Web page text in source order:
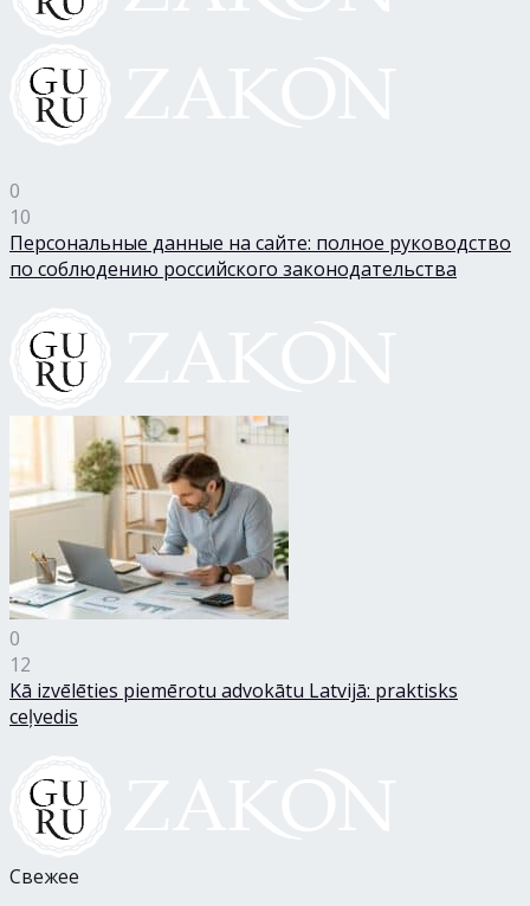
0
10
Персональные данные на сайте: полное руководство
по соблюдению российского законодательства
0
12
Kā izvēlēties piemērotu advokātu Latvijā: praktisks
ceļvedis
Свежее